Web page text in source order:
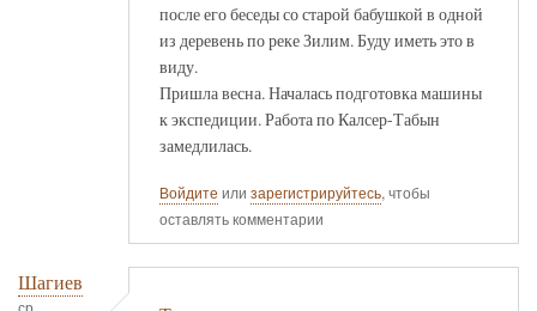
после его беседы со старой бабушкой в одной
из деревень по реке Зилим. Буду иметь это в
виду.
Пришла весна. Началась подготовка машины
к экспедиции. Работа по Калсер-Табын
замедлилась.
Войдите или зарегистрируйтесь, чтобы
оставлять комментарии
Шагиев